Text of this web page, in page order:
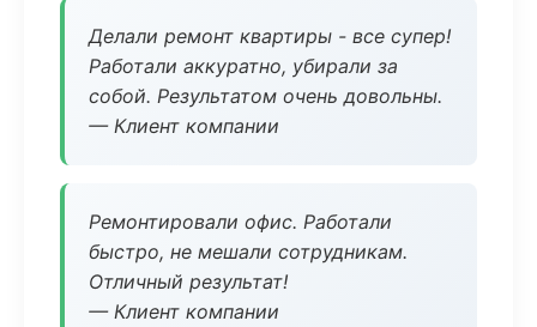
Делали ремонт квартиры - все супер!
Работали аккуратно, убирали за
собой. Результатом очень довольны.
— Клиент компании
Ремонтировали офис. Работали
быстро, не мешали сотрудникам.
Отличный результат!
— Клиент компании